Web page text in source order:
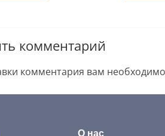
комментарий
комментария вам необходимо
О нас